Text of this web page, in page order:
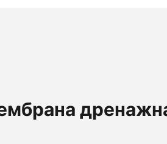
дренажна